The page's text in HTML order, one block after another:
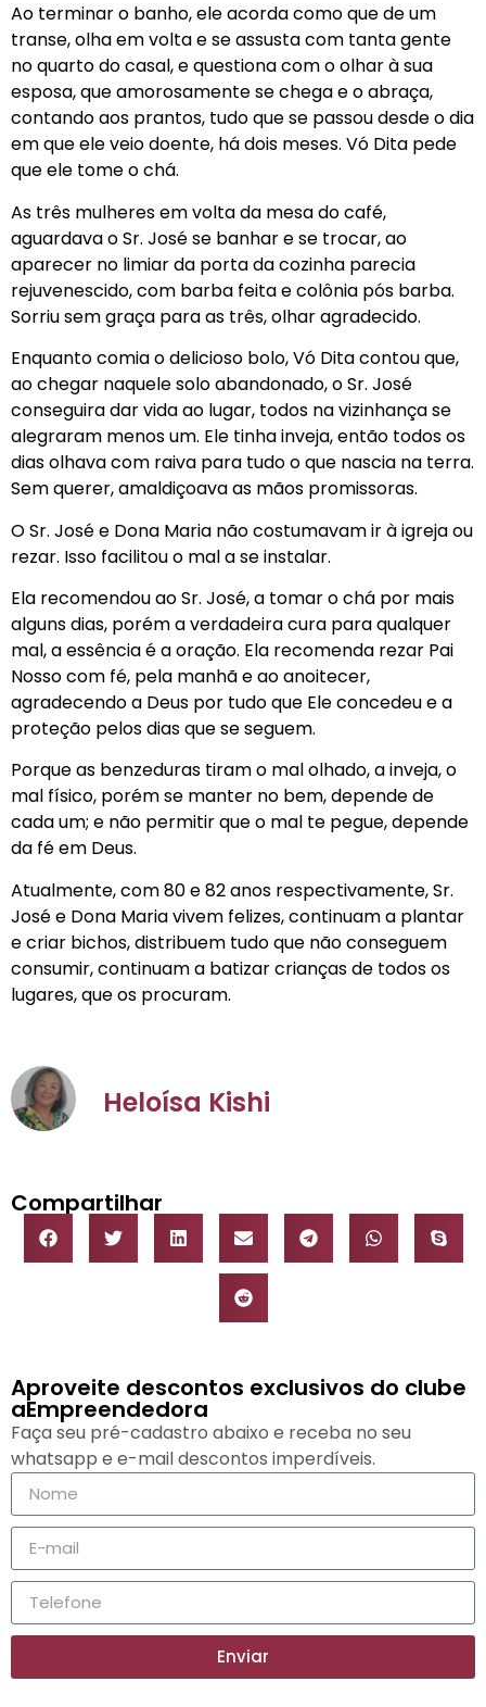
Ao terminar o banho, ele acorda como que de um
transe, olha em volta e se assusta com tanta gente
no quarto do casal, e questiona com o olhar à sua
esposa, que amorosamente se chega e o abraça,
contando aos prantos, tudo que se passou desde o dia
em que ele veio doente, há dois meses. Vó Dita pede
que ele tome o chá.
As três mulheres em volta da mesa do café,
aguardava o Sr. José se banhar e se trocar, ao
aparecer no limiar da porta da cozinha parecia
rejuvenescido, com barba feita e colônia pós barba.
Sorriu sem graça para as três, olhar agradecido.
Enquanto comia o delicioso bolo, Vó Dita contou que,
ao chegar naquele solo abandonado, o Sr. José
conseguira dar vida ao lugar, todos na vizinhança se
alegraram menos um. Ele tinha inveja, então todos os
dias olhava com raiva para tudo o que nascia na terra.
Sem querer, amaldiçoava as mãos promissoras.
O Sr. José e Dona Maria não costumavam ir à igreja ou
rezar. Isso facilitou o mal a se instalar.
Ela recomendou ao Sr. José, a tomar o chá por mais
alguns dias, porém a verdadeira cura para qualquer
mal, a essência é a oração. Ela recomenda rezar Pai
Nosso com fé, pela manhã e ao anoitecer,
agradecendo a Deus por tudo que Ele concedeu e a
proteção pelos dias que se seguem.
Porque as benzeduras tiram o mal olhado, a inveja, o
mal físico, porém se manter no bem, depende de
cada um; e não permitir que o mal te pegue, depende
da fé em Deus.
Atualmente, com 80 e 82 anos respectivamente, Sr.
José e Dona Maria vivem felizes, continuam a plantar
e criar bichos, distribuem tudo que não conseguem
consumir, continuam a batizar crianças de todos os
lugares, que os procuram.
Heloísa Kishi
Compartilhar
Aproveite descontos exclusivos do clube
aEmpreendedora
Faça seu pré-cadastro abaixo e receba no seu
whatsapp e e-mail descontos imperdíveis.
Enviar